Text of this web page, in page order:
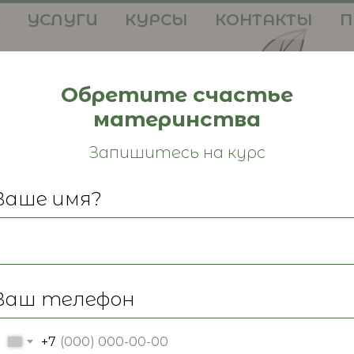
УСЛУГИ КУРСЫ КОНТАКТЫ
Обретите счастье
материнства
Запишитесь на курс
имя?
телефон
+7